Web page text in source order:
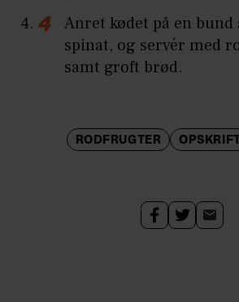
Anret kødet på en
spinat, og servér med
samt groft brød.
RODFRUGTER OPSKRIFT